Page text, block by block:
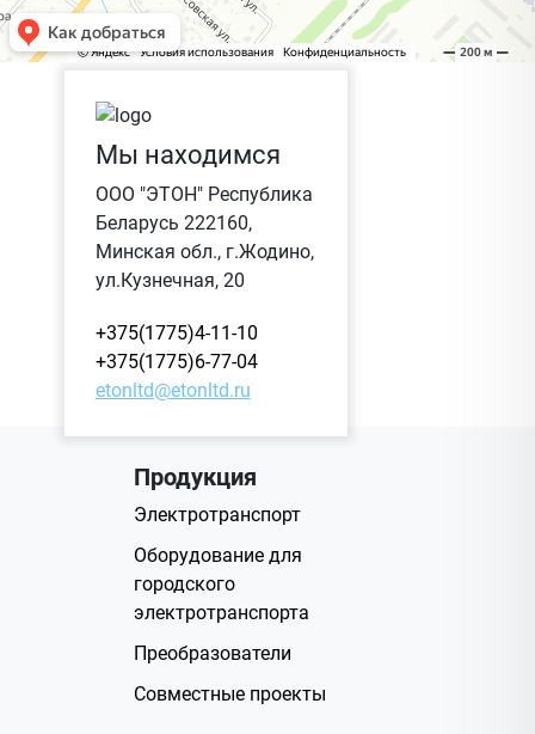
Мы находимся
ООО "ЭТОН" Республика
Беларусь 222160,
Минская обл., г.Жодино,
ул.Кузнечная, 20
+375(1775)4-11-10
+375(1775)6-77-04
etonltd@etonltd.ru
Продукция
Электротранспорт
Оборудование для
городского
электротранспорта
Преобразователи
Совместные проекты